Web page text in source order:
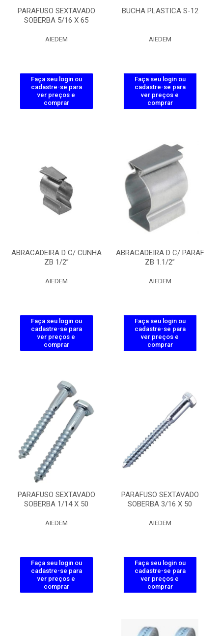
PARAFUSO SEXTAVADO
SOBERBA 5/16 X 65
AIEDEM
Faça seu login ou
cadastre-se para
ver preços e
comprar
BUCHA PLASTICA S-12
AIEDEM
Faça seu login ou
cadastre-se para
ver preços e
comprar
ABRACADEIRA D C/ CUNHA
ZB 1/2”
AIEDEM
Faça seu login ou
cadastre-se para
ver preços e
comprar
ABRACADEIRA D C/ PARAF
ZB 1.1/2”
AIEDEM
Faça seu login ou
cadastre-se para
ver preços e
comprar
PARAFUSO SEXTAVADO
SOBERBA 1/14 X 50
AIEDEM
Faça seu login ou
cadastre-se para
ver preços e
comprar
PARAFUSO SEXTAVADO
SOBERBA 3/16 X 50
AIEDEM
Faça seu login ou
cadastre-se para
ver preços e
comprar